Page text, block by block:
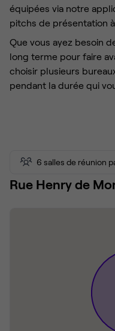
équipées via notre
pitchs de présentation
Que vous ayez besoin
long terme pour faire
choisir plusieurs
pendant la durée qui
6 salles de réunion
Rue Henry de